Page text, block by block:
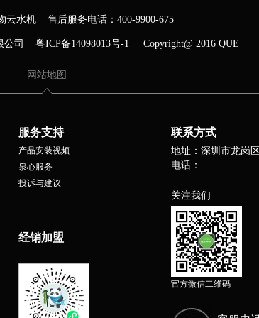
云水机 售后服务电话： 400-9900-675
公司 粤ICP备14098013号-1 Copyright@ 2016 QUE
网站地图
服务支持
产品安装视频
泉心服务
投诉与建议
经销加盟
联系方式
地址：深圳市龙岗
电话：
关注我们
官方微信二维码